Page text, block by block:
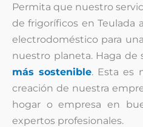
Permita que nuestro
de frigoríficos en Teulada
electrodoméstico para
nuestro planeta. Haga de
más sostenible. Esta es
creación de nuestra
hogar o empresa en
expertos profesionales.